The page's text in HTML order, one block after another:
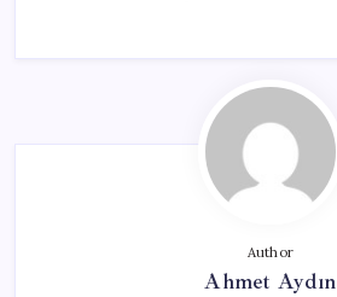
Author
Ahmet Aydın